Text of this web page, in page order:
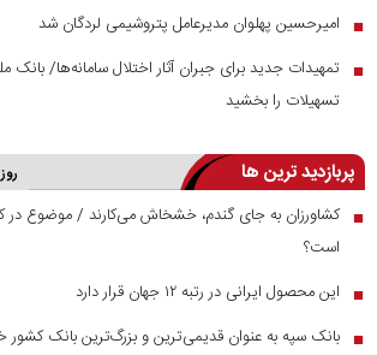
■ امیرحسین پهلوان مدیرعامل پتروشیمی لردگان شد
■
تمهیدات جدید برای جبران آثار اختلال سامانه‌ها/ بانک
تسهیلات را بخشید
پربازدید ترین ها روز
■ کشاورزان به جای گندم، خشخاش می‌کارند / موضوع در
است؟
■ این محصول ایرانی در رتبه ۱۲ جهان قرار دارد
■ بانک سپه به عنوان قدیمی‌ترین و بزرگ‌ترین بانک